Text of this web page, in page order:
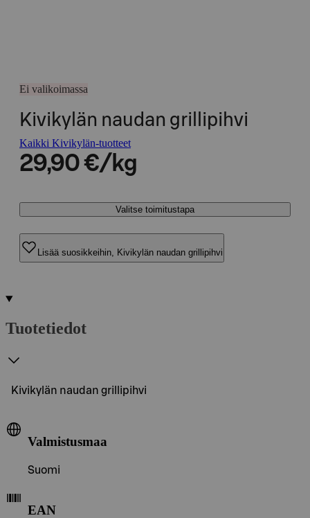
Ei valikoimassa
Kivikylän naudan grillipihvi
Kaikki Kivikylän-tuotteet
29,90 €/kg
Valitse toimitustapa
Lisää suosikkeihin, Kivikylän naudan grillipihvi
Tuotetiedot
Kivikylän naudan grillipihvi
Valmistusmaa
Suomi
EAN